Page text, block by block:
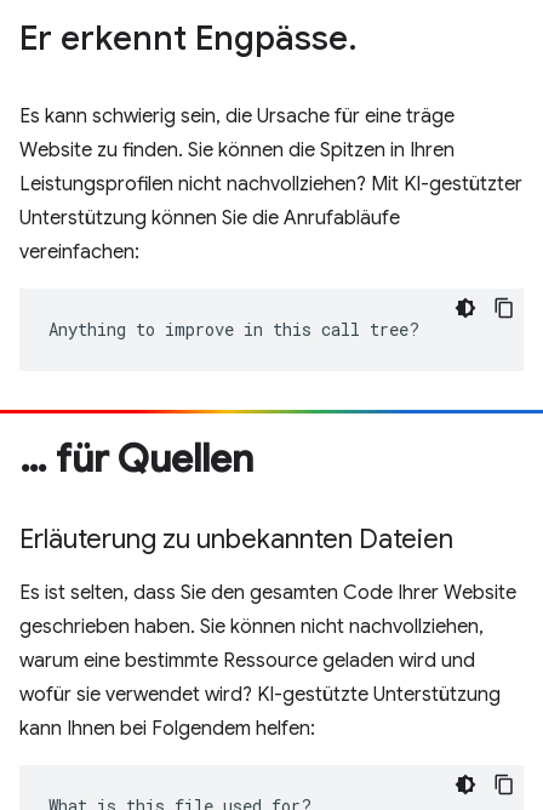
Er erkennt Engpässe.
Es kann schwierig sein, die Ursache für eine träge
Website zu finden. Sie können die Spitzen in Ihren
Leistungsprofilen nicht nachvollziehen? Mit KI-gestützter
Unterstützung können Sie die Anrufabläufe
vereinfachen:
Anything to improve in this call tree?
… für Quellen
Erläuterung zu unbekannten Dateien
Es ist selten, dass Sie den gesamten Code Ihrer Website
geschrieben haben. Sie können nicht nachvollziehen,
warum eine bestimmte Ressource geladen wird und
wofür sie verwendet wird? KI-gestützte Unterstützung
kann Ihnen bei Folgendem helfen: